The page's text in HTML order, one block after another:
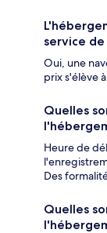
service
Oui, une
prix s'élève
Quelles
Heure de
Des
Quelles